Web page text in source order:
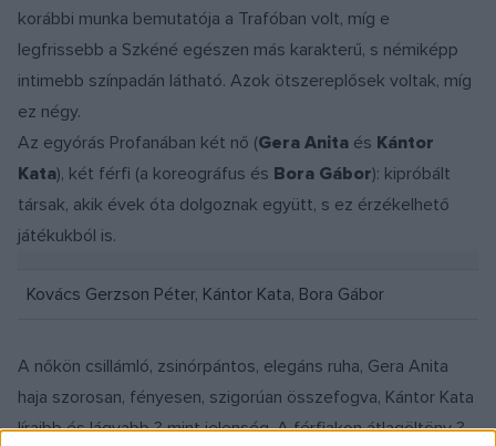
korábbi munka bemutatója a Trafóban volt, míg e
legfrissebb a Szkéné egészen más karakterű, s némiképp
intimebb színpadán látható. Azok ötszereplősek voltak, míg
ez négy.
Az egyórás Profanában két nő (Gera Anita és Kántor
Kata), két férfi (a koreográfus és Bora Gábor): kipróbált
társak, akik évek óta dolgoznak együtt, s ez érzékelhető
játékukból is.
Kovács Gerzson Péter, Kántor Kata, Bora Gábor
A nőkön csillámló, zsinórpántos, elegáns ruha, Gera Anita
haja szorosan, fényesen, szigorúan összefogva, Kántor Kata
líraibb és lágyabb ? mint jelenség. A férfiakon átlagöltöny ?